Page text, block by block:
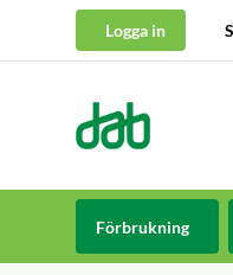
Logga in
DAB Dental
Förbrukning